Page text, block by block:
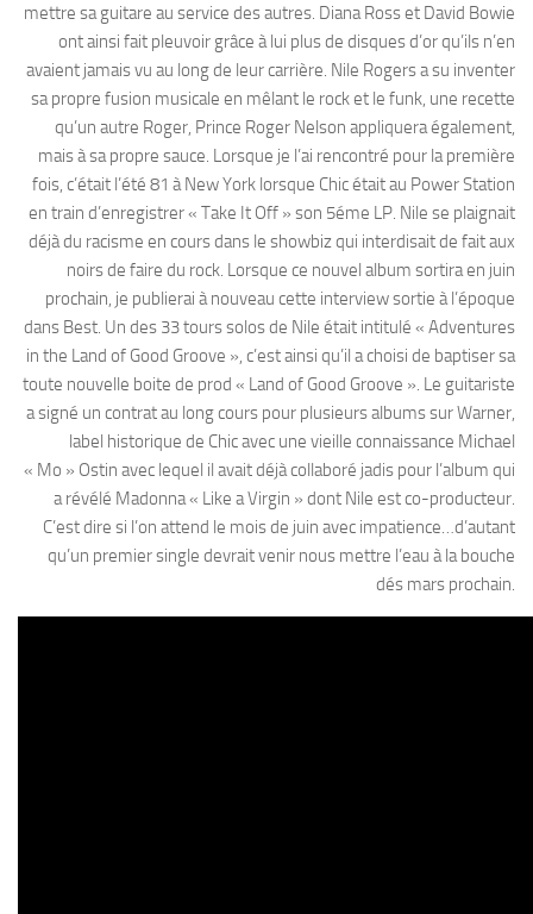
mettre sa guitare au service des autres. Diana Ross et David Bowie
ont ainsi fait pleuvoir grâce à lui plus de disques d’or qu’ils n’en
avaient jamais vu au long de leur carrière. Nile Rogers a su inventer
sa propre fusion musicale en mêlant le rock et le funk, une recette
qu’un autre Roger, Prince Roger Nelson appliquera également,
mais à sa propre sauce. Lorsque je l’ai rencontré pour la première
fois, c’était l’été 81 à New York lorsque Chic était au Power Station
en train d’enregistrer « Take It Off » son 5éme LP. Nile se plaignait
déjà du racisme en cours dans le showbiz qui interdisait de fait aux
noirs de faire du rock. Lorsque ce nouvel album sortira en juin
prochain, je publierai à nouveau cette interview sortie à l’époque
dans Best. Un des 33 tours solos de Nile était intitulé « Adventures
in the Land of Good Groove », c’est ainsi qu’il a choisi de baptiser sa
toute nouvelle boite de prod « Land of Good Groove ». Le guitariste
a signé un contrat au long cours pour plusieurs albums sur Warner,
label historique de Chic avec une vieille connaissance Michael
« Mo » Ostin avec lequel il avait déjà collaboré jadis pour l’album qui
a révélé Madonna « Like a Virgin » dont Nile est co-producteur.
C’est dire si l’on attend le mois de juin avec impatience…d’autant
qu’un premier single devrait venir nous mettre l’eau à la bouche
dés mars prochain.